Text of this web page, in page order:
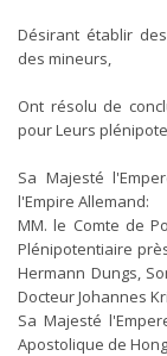
Désirant établir
des mineurs,
Ont résolu de
pour Leurs
Sa Majesté
l'Empire Allemand:
MM. le Comte de
Plénipotentiaire
Hermann Dungs,
Docteur Johannes
Sa Majesté
Apostolique de